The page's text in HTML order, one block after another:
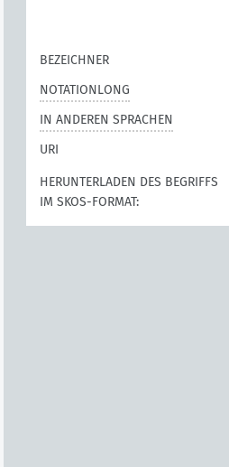
BEZEICHNER
NOTATIONLONG
IN ANDEREN SPRACHEN
URI
HERUNTERLADEN DES BEGRIFFS
IM SKOS-FORMAT: